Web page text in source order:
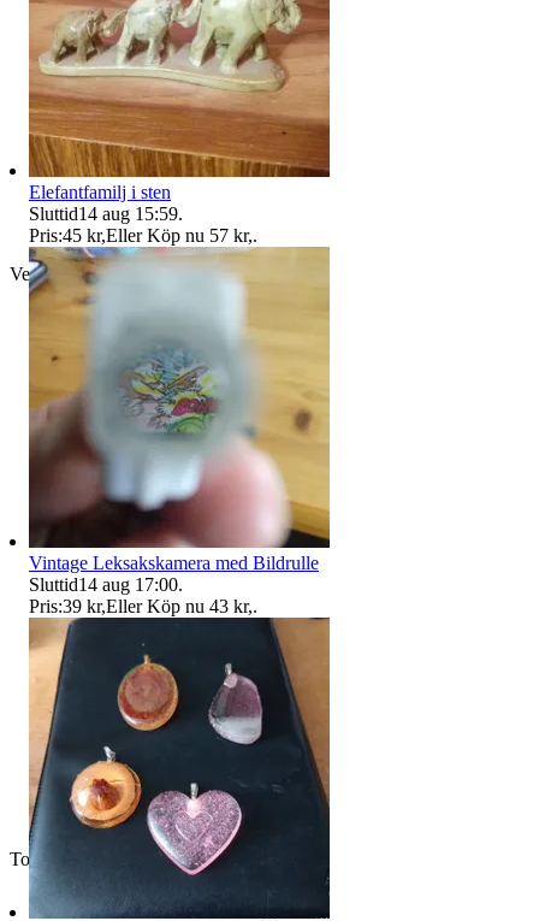
Verifierad
Toppsäljare
Elefantfamilj i sten
Sluttid14 aug 15:59.
Pris:45 kr,Eller Köp nu 57 kr,.
Vintage Leksakskamera med Bildrulle
Sluttid14 aug 17:00.
Pris:39 kr,Eller Köp nu 43 kr,.